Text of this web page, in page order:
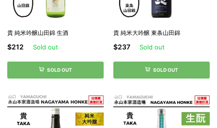
貴 純米吟醸山田錦 生酒
$212 Sold out
SOLD OUT
貴 純米大吟醸 東条山田錦
$237 Sold out
SOLD OUT